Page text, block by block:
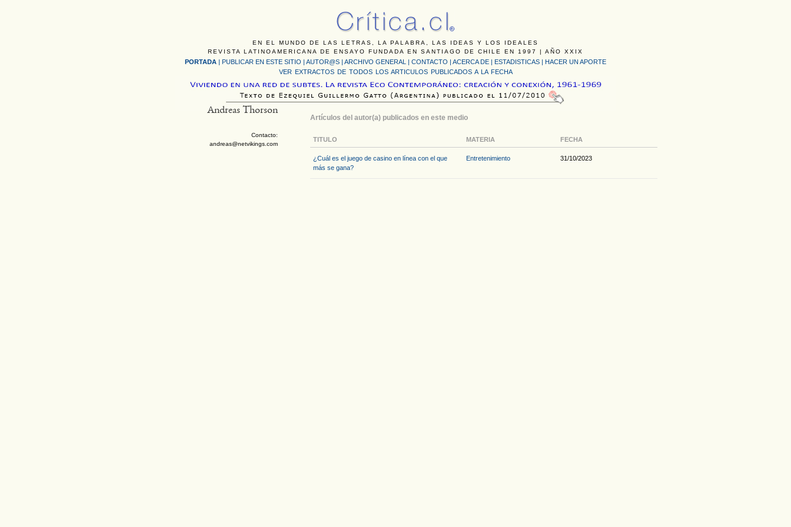
EN EL MUNDO DE LAS LETRAS, LA PALABRA, LAS IDEAS Y LOS IDEALES
REVISTA LATINOAMERICANA DE ENSAYO FUNDADA EN SANTIAGO DE CHILE EN 1997 | AÑO XXIX
PORTADA | PUBLICAR EN ESTE SITIO | AUTOR@S | ARCHIVO GENERAL | CONTACTO | ACERCA DE | ESTADISTICAS | HACER UN APORTE
VER EXTRACTOS DE TODOS LOS ARTICULOS PUBLICADOS A LA FECHA
Andreas Thorson
Contacto:
andreas@netvikings.com
Artículos del autor(a) publicados en este medio
TITULO MATERIA FECHA
¿Cuál es el juego de casino en línea con el que
más se gana?
Entretenimiento 31/10/2023